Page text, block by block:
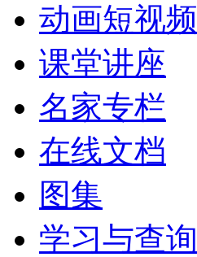
动画短视频
课堂讲座
名家专栏
在线文档
图集
学习与查询